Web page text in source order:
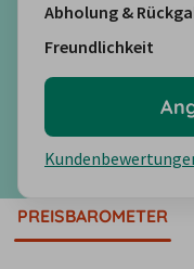
Abholung &
Freundlichkeit
PREISBAROMETER